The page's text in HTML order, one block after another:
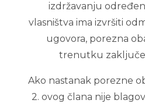
izdržavanju
vlasništva ima izvršiti
ugovora, porezna
trenutku
Ako nastanak porezne
2. ovog člana nije